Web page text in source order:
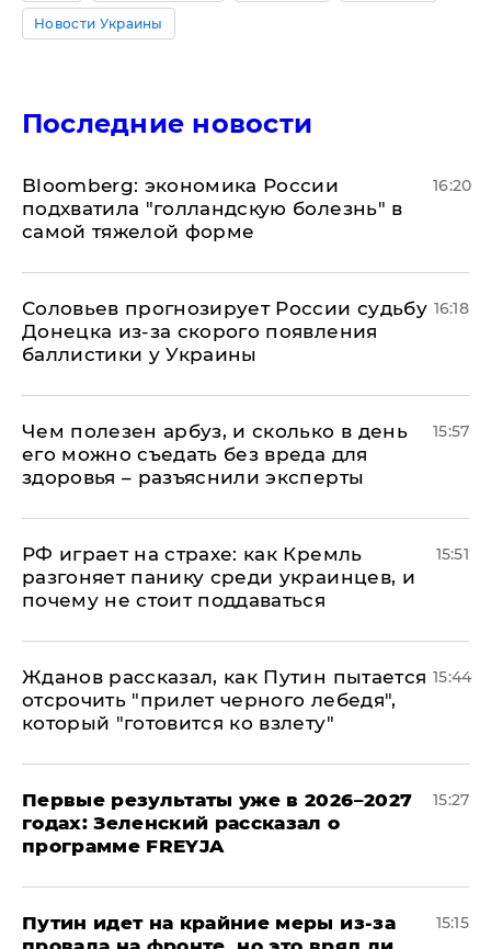
Новости Украины
Последние новости
Bloomberg: экономика России
подхватила "голландскую болезнь" в
самой тяжелой форме
16:20
Соловьев прогнозирует России судьбу
Донецка из-за скорого появления
баллистики у Украины
16:18
Чем полезен арбуз, и сколько в день
его можно съедать без вреда для
здоровья – разъяснили эксперты
15:57
РФ играет на страхе: как Кремль
разгоняет панику среди украинцев, и
почему не стоит поддаваться
15:51
Жданов рассказал, как Путин пытается
отсрочить "прилет черного лебедя",
который "готовится ко взлету"
15:44
Первые результаты уже в 2026–2027
годах: Зеленский рассказал о
программе FREYJA
15:27
Путин идет на крайние меры из-за
15:15